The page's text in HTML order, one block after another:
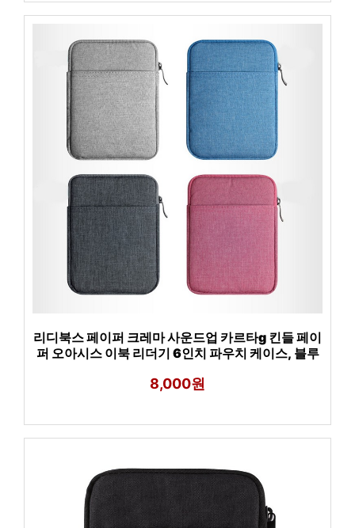
리디북스 페이퍼 크레마 사운드업 카르타g 킨들 페이
퍼 오아시스 이북 리더기 6인치 파우치 케이스, 블루
8,000원